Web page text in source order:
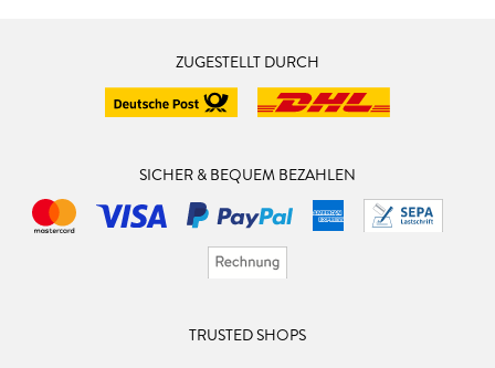
ZUGESTELLT DURCH
SICHER & BEQUEM BEZAHLEN
TRUSTED SHOPS